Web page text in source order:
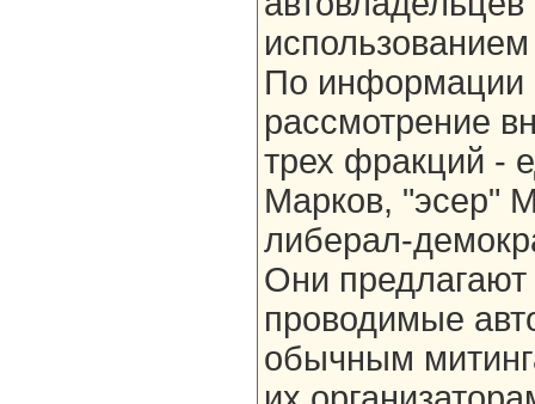
По информации
рассмотрение
трех фракций -
Марков, "эсер"
либерал-
Они предлагают
проводимые
обычным